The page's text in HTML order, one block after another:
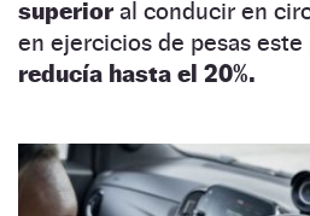
superioral conducir en
en ejercicios de pesas
reducía hasta el 20%.